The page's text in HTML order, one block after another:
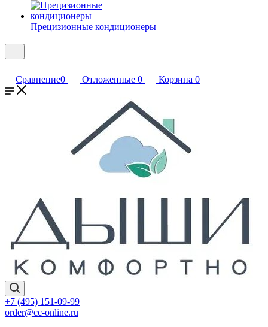
Прецизионные кондиционеры
Сравнение0 Отложенные 0 Корзина 0
+7 (495) 151-09-99
order@cc-online.ru